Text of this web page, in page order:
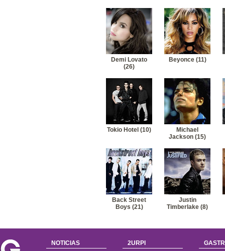
Demi Lovato
(26)
Beyonce (11)
Tokio Hotel (10)
Michael
Jackson (15)
Back Street
Boys (21)
Justin
Timberlake (8)
NOTICIAS 2URPI